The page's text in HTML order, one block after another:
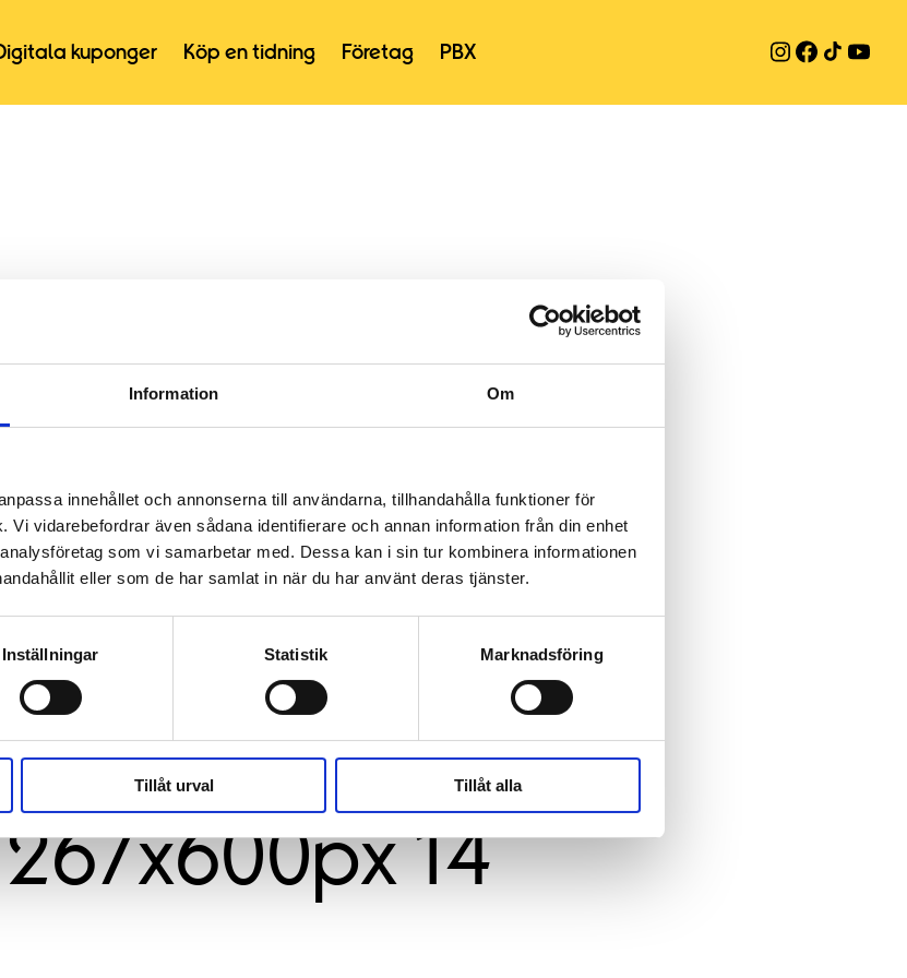
Information Om
innehållet och annonserna till användarna, tillhandahålla funktioner för
vidarebefordrar även sådana identifierare och annan information från din enhet
som vi samarbetar med. Dessa kan i sin tur kombinera informationen
eller som de har samlat in när du har använt deras tjänster.
Inställningar Statistik Marknadsföring
Tillåt urval Tillåt alla
kuponger Köp en tidning Företag PBX
14